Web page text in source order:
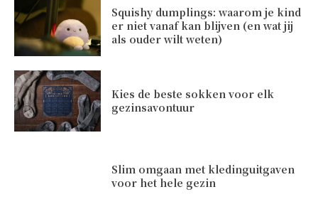
Squishy dumplings: waarom je kind
er niet vanaf kan blijven (en wat jij
als ouder wilt weten)
Kies de beste sokken voor elk
gezinsavontuur
Slim omgaan met kledinguitgaven
voor het hele gezin